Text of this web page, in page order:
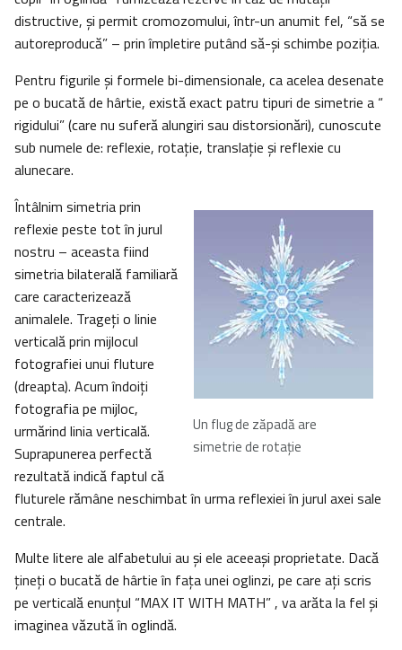
distructive, şi permit cromozomului, într-un anumit fel, “să se
autoreproducă” – prin împletire putând să-şi schimbe poziţia.
Pentru figurile şi formele bi-dimensionale, ca acelea desenate
pe o bucată de hârtie, există exact patru tipuri de simetrie a “
rigidului” (care nu suferă alungiri sau distorsionări), cunoscute
sub numele de: reflexie, rotaţie, translaţie şi reflexie cu
alunecare.
Un flug de zăpadă are
simetrie de rotaţie
Întâlnim simetria prin
reflexie peste tot în jurul
nostru – aceasta fiind
simetria bilaterală familiară
care caracterizează
animalele. Trageţi o linie
verticală prin mijlocul
fotografiei unui fluture
(dreapta). Acum îndoiţi
fotografia pe mijloc,
urmărind linia verticală.
Suprapunerea perfectă
rezultată indică faptul că
fluturele rămâne neschimbat în urma reflexiei în jurul axei sale
centrale.
Multe litere ale alfabetului au şi ele aceeaşi proprietate. Dacă
ţineţi o bucată de hârtie în faţa unei oglinzi, pe care aţi scris
pe verticală enunţul “MAX IT WITH MATH” , va arăta la fel şi
imaginea văzută în oglindă.